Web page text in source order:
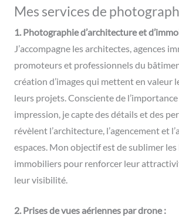
Mes services de
1. Photographie d’architecture et
J’accompagne les architectes, agences
promoteurs et professionnels du
création d’images qui mettent en valeur
leurs projets. Consciente de
impression, je capte des détails et des
révèlent l’architecture, l’agencement et
espaces. Mon objectif est de sublimer les
immobiliers pour renforcer leur
leur visibilité.
2. Prises de vues aériennes par drone :